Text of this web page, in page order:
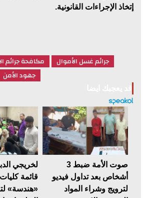
إتخاذ الإجراءات القانونية.
جرائم غسل الأموال مكافحة جرائم
جهود الأمن
صوت الأمة ضبط 3
أشخاص بعد تداول فيديو
لترويج وشراء المواد
لخريجي
قائمة
«هندسة»